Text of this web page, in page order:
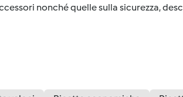
nonché quelle sulla sicurezza,